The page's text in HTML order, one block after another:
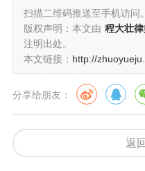
扫描二维码推送至手机访问。
版权声明：本文由 程大壮
注明出处。
本文链接： http://
分享给朋友：
返